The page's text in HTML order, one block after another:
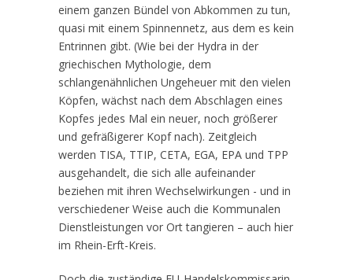
einem ganzen Bündel von Abkommen zu tun,
quasi mit einem Spinnennetz, aus dem es kein
Entrinnen gibt. (Wie bei der Hydra in der
griechischen Mythologie, dem
schlangenähnlichen Ungeheuer mit den vielen
Köpfen, wächst nach dem Abschlagen eines
Kopfes jedes Mal ein neuer, noch größerer
und gefräßigerer Kopf nach). Zeitgleich
werden TISA, TTIP, CETA, EGA, EPA und TPP
ausgehandelt, die sich alle aufeinander
beziehen mit ihren Wechselwirkungen - und in
verschiedener Weise auch die Kommunalen
Dienstleistungen vor Ort tangieren – auch hier
im Rhein-Erft-Kreis.